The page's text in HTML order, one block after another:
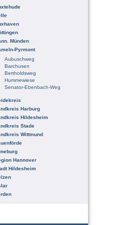
Münden
Pyrmont
Aubuschweg
Barchusen
Bertholdsweg
Hummewiese
Senator-Ebenbach-Weg
Harburg
Hildesheim
Stade
Wittmund
Hannover
Hildesheim